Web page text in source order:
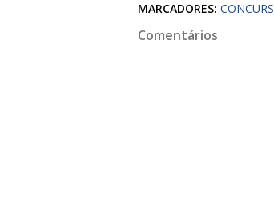
MARCADORES:
Comentários